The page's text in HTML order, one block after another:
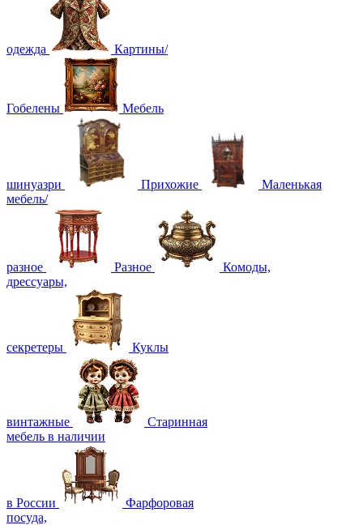
одежда Картины/
Гобелены Мебель
шинуазри Прихожие
Маленькая
мебель/
разное Разное
Комоды,
дрессуары,
секретеры Куклы
винтажные
Старинная
мебель в наличии
в России
Фарфоровая
посуда,